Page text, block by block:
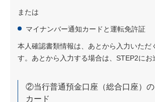
または
マイナンバー通知カードと運転免許証
本人確認書類情報は、あとから入力いただ
す。あとから入力する場合は、STEP2にお
②当行普通預金口座（総合口座）の
カード